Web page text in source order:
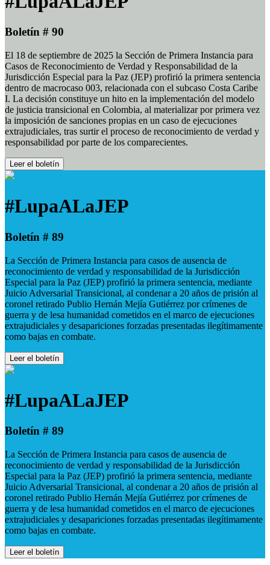
Boletín # 90
El 18 de septiembre de 2025 la Sección de Primera Instancia para
Casos de Reconocimiento de Verdad y Responsabilidad de la
Jurisdicción Especial para la Paz (JEP) profirió la primera sentencia
dentro de macrocaso 003, relacionada con el subcaso Costa Caribe
I. La decisión constituye un hito en la implementación del modelo
de justicia transicional en Colombia, al materializar por primera vez
la imposición de sanciones propias en un caso de ejecuciones
extrajudiciales, tras surtir el proceso de reconocimiento de verdad y
responsabilidad por parte de los comparecientes.
Leer el boletín
#LupaALaJEP
Boletín # 89
La Sección de Primera Instancia para casos de ausencia de
reconocimiento de verdad y responsabilidad de la Jurisdicción
Especial para la Paz (JEP) profirió la primera sentencia, mediante
Juicio Adversarial Transicional, al condenar a 20 años de prisión al
coronel retirado Publio Hernán Mejía Gutiérrez por crímenes de
guerra y de lesa humanidad cometidos en el marco de ejecuciones
extrajudiciales y desapariciones forzadas presentadas ilegítimamente
como bajas en combate.
Leer el boletín
#LupaALaJEP
Boletín # 89
La Sección de Primera Instancia para casos de ausencia de
reconocimiento de verdad y responsabilidad de la Jurisdicción
Especial para la Paz (JEP) profirió la primera sentencia, mediante
Juicio Adversarial Transicional, al condenar a 20 años de prisión al
coronel retirado Publio Hernán Mejía Gutiérrez por crímenes de
guerra y de lesa humanidad cometidos en el marco de ejecuciones
extrajudiciales y desapariciones forzadas presentadas ilegítimamente
como bajas en combate.
Leer el boletín